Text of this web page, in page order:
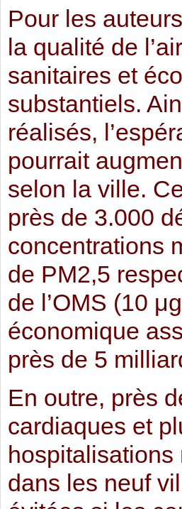
Pour les
la qualité de
sanitaires et
substantiels.
réalisés,
pourrait
selon la ville.
près de 3.000
concentrations
de PM2,5
de l’OMS (10
économique
près de 5
En outre, près
cardiaques et
dans les neuf